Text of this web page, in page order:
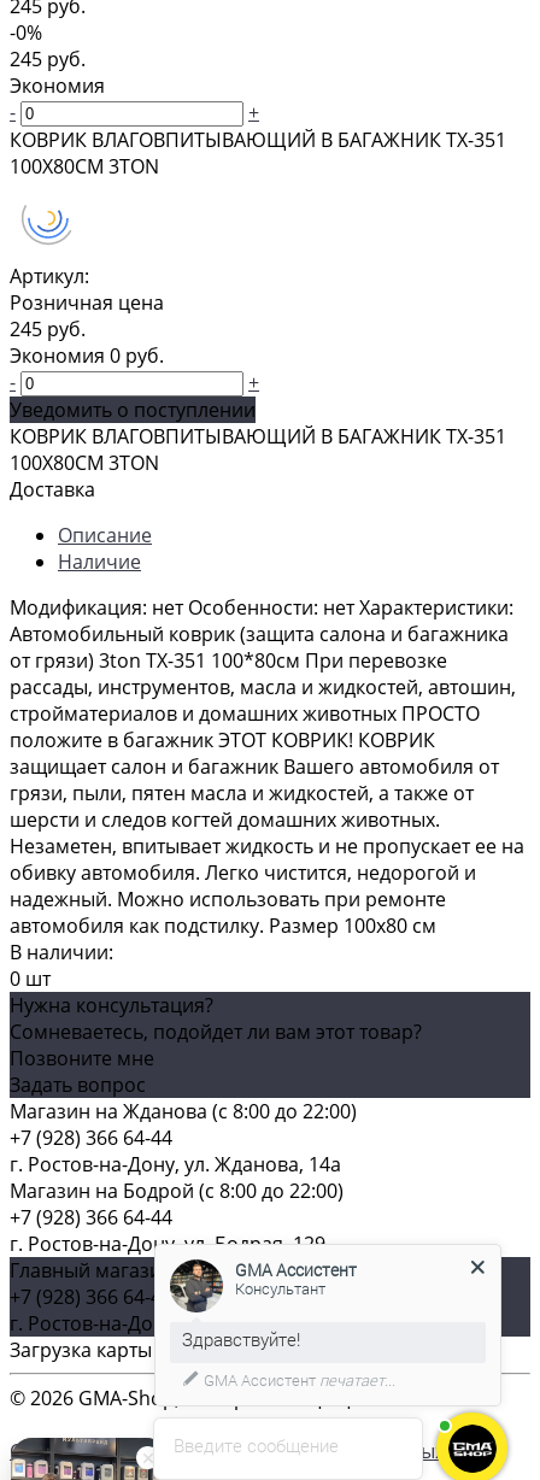
245 руб.
-0%
245 руб.
Экономия
-
+
КОВРИК ВЛАГОВПИТЫВАЮЩИЙ В БАГАЖНИК TX-351
100Х80СМ 3TON
Артикул:
Розничная цена
245 руб.
Экономия 0 руб.
-
+
Уведомить о поступлении
КОВРИК ВЛАГОВПИТЫВАЮЩИЙ В БАГАЖНИК TX-351
100Х80СМ 3TON
Доставка
Описание
Наличие
Модификация: нет Особенности: нет Характеристики:
Автомобильный коврик (защита салона и багажника
от грязи) 3ton ТХ-351 100*80см При перевозке
рассады, инструментов, масла и жидкостей, автошин,
стройматериалов и домашних животных ПРОСТО
положите в багажник ЭТОТ КОВРИК! КОВРИК
защищает салон и багажник Вашего автомобиля от
грязи, пыли, пятен масла и жидкостей, а также от
шерсти и следов когтей домашних животных.
Незаметен, впитывает жидкость и не пропускает ее на
обивку автомобиля. Легко чистится, недорогой и
надежный. Можно использовать при ремонте
автомобиля как подстилку. Размер 100х80 см
В наличии:
0 шт
Нужна консультация?
Сомневаетесь, подойдет ли вам этот товар?
Позвоните мне
Задать вопрос
Магазин на Жданова (c 8:00 до 22:00)
+7 (928) 366 64-44
г. Ростов-на-Дону, ул. Жданова, 14а
Магазин на Бодрой (c 8:00 до 22:00)
+7 (928) 366 64-44
г. Ростов-на-Дону, ул. Бодрая, 129
Главный магазин (c 8:00 до 22:00)
+7 (928) 366 64-44
г. Ростов-на-Дону, ул. Плиева, д. 61
Загрузка карты ...
© 2026 GMA-Shop, Все права защищены
Согласие на обработку персональных данных
Введите сообщение
GMA Ассистент
Консультант
GMA Ассистент печатает...